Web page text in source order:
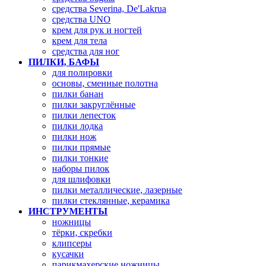
средства Severina, De'Lakrua
средства UNO
крем для рук и ногтей
крем для тела
средства для ног
ПИЛКИ, БАФЫ
для полировки
основы, сменные полотна
пилки банан
пилки закруглённые
пилки лепесток
пилки лодка
пилки нож
пилки прямые
пилки тонкие
наборы пилок
для шлифовки
пилки металлические, лазерные
пилки стеклянные, керамика
ИНСТРУМЕНТЫ
ножницы
тёрки, скребки
клипсеры
кусачки